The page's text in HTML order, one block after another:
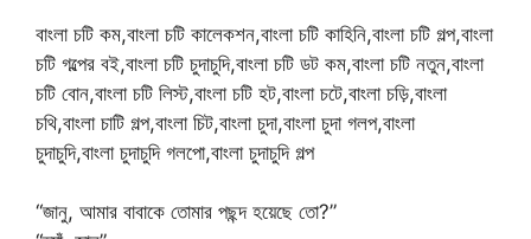
বাংলা চটি কম,বাংলা চটি কালেকশন,বাংলা চটি কাহিনি,বাংলা চটি গল্প,বাংলা
চটি গল্পের বই,বাংলা চটি চুদাচুদি,বাংলা চটি ডট কম,বাংলা চটি নতুন,বাংলা
চটি বোন,বাংলা চটি লিস্ট,বাংলা চটি হট,বাংলা চটে,বাংলা চড়ি,বাংলা
চথি,বাংলা চাটি গল্প,বাংলা চিট,বাংলা চুদা,বাংলা চুদা গলপ,বাংলা
চুদাচুদি,বাংলা চুদাচুদি গলপো,বাংলা চুদাচুদি গল্প
“জানু, আমার বাবাকে তোমার পছন্দ হয়েছে তো?”